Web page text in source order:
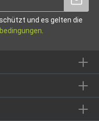
und es gelten die